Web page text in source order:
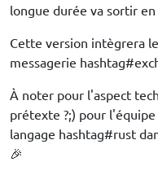
longue durée va sortir
Cette version intègrera
messagerie
À noter pour l'aspect
prétexte ?;) pour
langage hashtag#rust
🎉